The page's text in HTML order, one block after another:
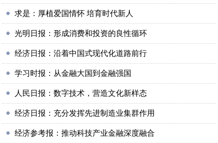
求是：厚植爱国情怀 培育时代新人
光明日报：形成消费和投资的良性循环
经济日报：沿着中国式现代化道路前行
学习时报：从金融大国到金融强国
人民日报：数字技术，营造文化新样态
经济日报：充分发挥先进制造业集群作用
经济参考报：推动科技产业金融深度融合